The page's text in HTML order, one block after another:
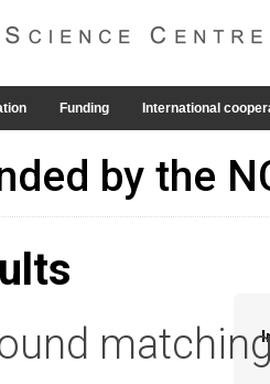
Funding International
by the